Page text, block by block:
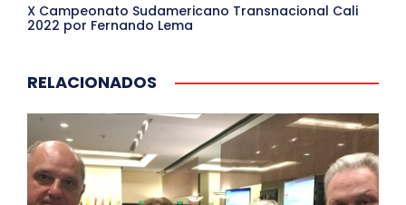
X Campeonato Sudamericano Transnacional Cali
2022 por Fernando Lema
RELACIONADOS